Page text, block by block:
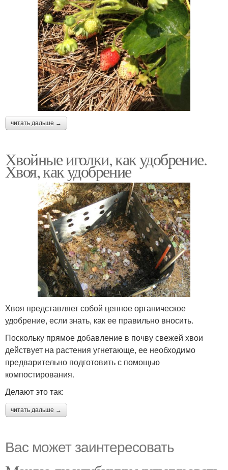
читать дальше →
Хвойные иголки, как удобрение.
Хвоя, как удобрение
Хвоя представляет собой ценное органическое
удобрение, если знать, как ее правильно вносить.
Поскольку прямое добавление в почву свежей хвои
действует на растения угнетающе, ее необходимо
предварительно подготовить с помощью
компостирования.
Делают это так:
читать дальше →
Вас может заинтересовать